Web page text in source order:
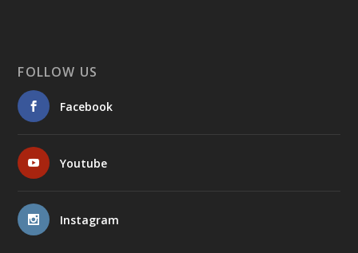
FOLLOW US
Facebook
Youtube
Instagram